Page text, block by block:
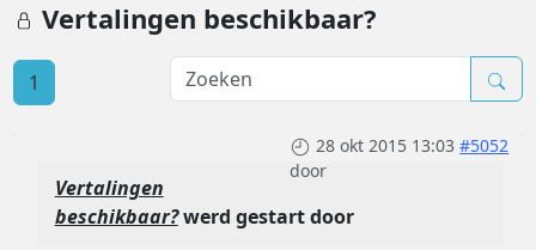
Vertalingen beschikbaar?
1
28 okt 2015 13:03 #5052
door
Vertalingen
beschikbaar?werd gestart door